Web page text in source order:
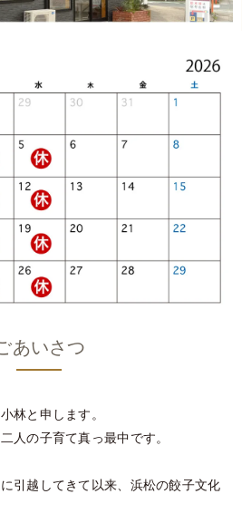
あいさつ
林と申します。
人の子育て真っ最中です。
引越してきて以来、浜松の餃子文化